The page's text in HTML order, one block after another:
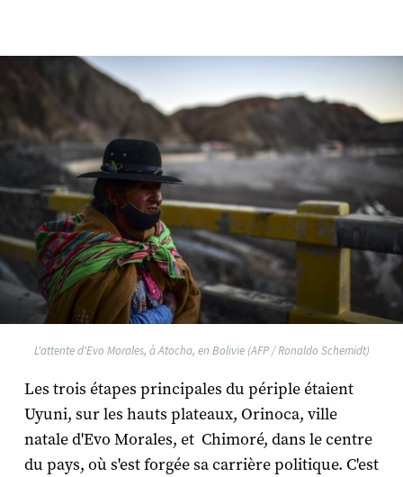
L'attente d'Evo Morales, à Atocha, en Bolivie (AFP / Ronaldo Schemidt)
Les trois étapes principales du périple étaient
Uyuni, sur les hauts plateaux, Orinoca, ville
natale d'Evo Morales, et Chimoré, dans le centre
du pays, où s'est forgée sa carrière politique. C'est